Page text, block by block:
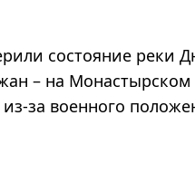
состояние реки
– на
за военного